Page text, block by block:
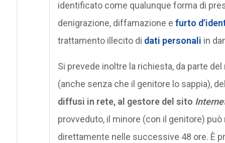
identificato come qualunque forma di
denigrazione, diffamazione e furto
trattamento illecito di dati personali in
Si prevede inoltre la richiesta, da parte
(anche senza che il genitore lo sappia),
diffusi in rete, al gestore del sito
provveduto, il minore (con il genitore)
direttamente nelle successive 48 ore. È